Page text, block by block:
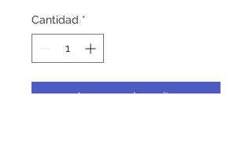
Cantidad *
Agregar al carrito